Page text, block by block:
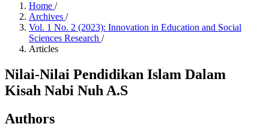
Home /
Archives /
Vol. 1 No. 2 (2023): Innovation in Education and Social
Sciences Research /
Articles
Nilai-Nilai Pendidikan Islam Dalam
Kisah Nabi Nuh A.S
Authors